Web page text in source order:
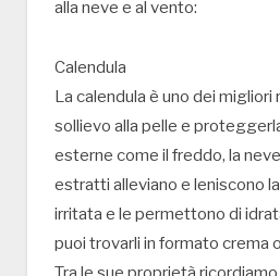
alla neve e al vento:
Calendula
La calendula è uno dei migliori
sollievo alla pelle e
esterne come il freddo, la
estratti alleviano e leniscono
irritata e le permettono di
puoi trovarli in formato crema